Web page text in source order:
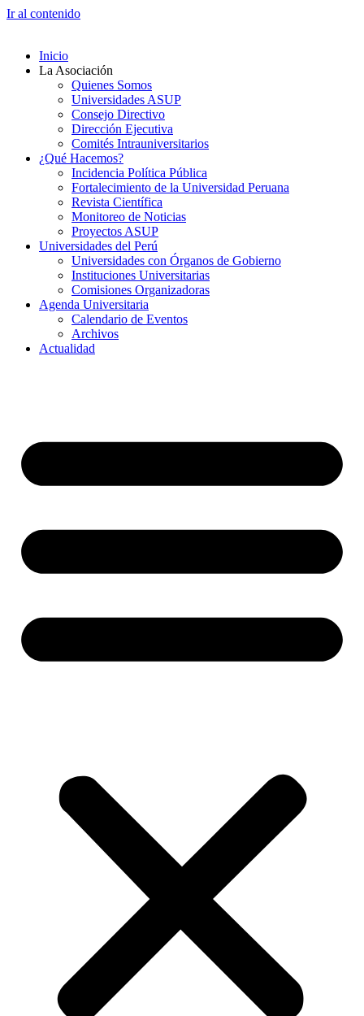
Ir al contenido
Inicio
La Asociación
Quienes Somos
Universidades ASUP
Consejo Directivo
Dirección Ejecutiva
Comités Intrauniversitarios
¿Qué Hacemos?
Incidencia Política Pública
Fortalecimiento de la Universidad Peruana
Revista Científica
Monitoreo de Noticias
Proyectos ASUP
Universidades del Perú
Universidades con Órganos de Gobierno
Instituciones Universitarias
Comisiones Organizadoras
Agenda Universitaria
Calendario de Eventos
Archivos
Actualidad